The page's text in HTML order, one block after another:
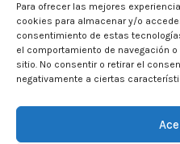
Para ofrecer las mejores
cookies para almacenar y/o
consentimiento de estas
el comportamiento de navegación
sitio. No consentir o retirar el
negativamente a ciertas
CALENDARIO DE
MARTIA 86
ACTIVIDADES DE VERANO